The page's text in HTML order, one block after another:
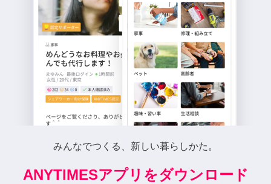
みんなでつくる、新しい暮らしかた。
ANYTIMESアプリをダウンロード